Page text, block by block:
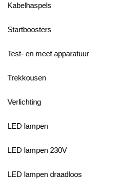
Kabelhaspels
Startboosters
Test- en meet apparatuur
Trekkousen
Verlichting
LED lampen
LED lampen 230V
LED lampen draadloos